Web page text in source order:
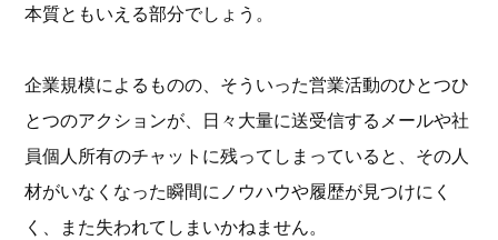
本質ともいえる部分でしょう。
企業規模によるものの、そういった営業活動のひとつひ
とつのアクションが、日々大量に送受信するメールや社
員個人所有のチャットに残ってしまっていると、その人
材がいなくなった瞬間にノウハウや履歴が見つけにく
く、また失われてしまいかねません。